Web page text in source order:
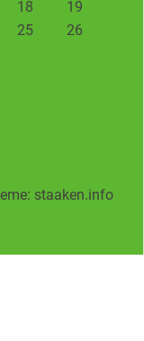
18
19
25
26
staaken.info